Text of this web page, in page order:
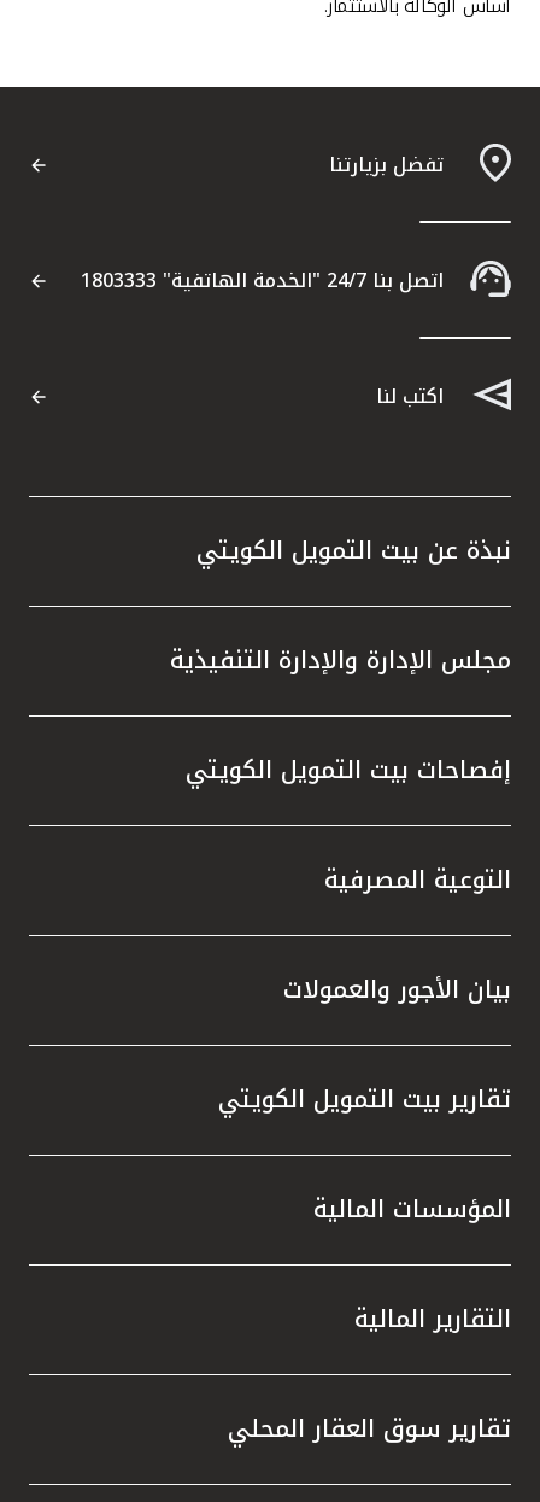
تفضل بزيارتنا
اتصل بنا 24/7 "الخدمة الهاتفية" 1803333
اكتب لنا
نبذة عن بيت التمويل الكويتي
مجلس الإدارة والإدارة التنفيذية
إفصاحات بيت التمويل الكويتي
التوعية المصرفية
بيان الأجور والعمولات
تقارير بيت التمويل الكويتي
المؤسسات المالية
التقارير المالية
تقارير سوق العقار المحلي